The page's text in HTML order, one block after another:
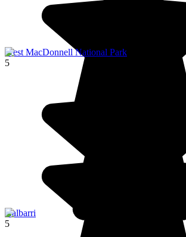
West MacDonnell National Park
5
Kalbarri
5